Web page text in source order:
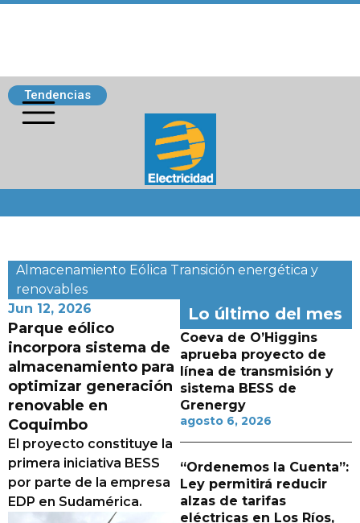
Tendencias
Almacenamiento Eólica Transición energética y
renovables
Jun 12, 2026
Parque eólico
incorpora sistema de
almacenamiento para
optimizar generación
renovable en
Coquimbo
El proyecto constituye la
primera iniciativa BESS
por parte de la empresa
EDP en Sudamérica.
Lo último del mes
Coeva de O’Higgins
aprueba proyecto de
línea de transmisión y
sistema BESS de
Grenergy
agosto 6, 2026
“Ordenemos la Cuenta”:
Ley permitirá reducir
alzas de tarifas
eléctricas en Los Ríos,